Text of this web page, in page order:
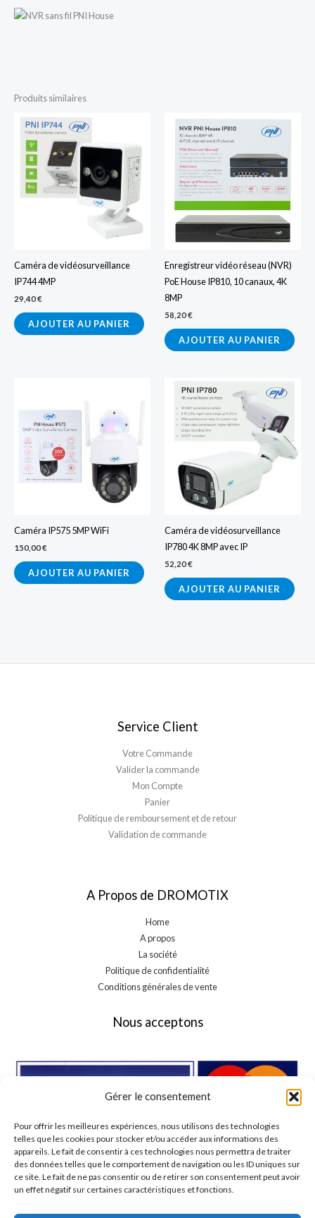
Gérer le consentement
Pour offrir les meilleures expériences, nous utilisons des technologies
telles que les cookies pour stocker et/ou accéder aux informations des
appareils. Le fait de consentir à ces technologies nous permettra de traiter
des données telles que le comportement de navigation ou les ID uniques sur
ce site. Le fait de ne pas consentir ou de retirer son consentement peut avoir
un effet négatif sur certaines caractéristiques et fonctions.
Produits similaires
Caméra de vidéosurveillance
IP744 4MP
29,40€
AJOUTER AU PANIER
Enregistreur vidéo réseau (NVR)
PoE House IP810, 10 canaux, 4K
8MP
58,20€
AJOUTER AU PANIER
Caméra IP575 5MP WiFi
150,00€
AJOUTER AU PANIER
Caméra de vidéosurveillance
IP780 4K 8MP avec IP
52,20€
AJOUTER AU PANIER
Service Client
Votre Commande
Valider la commande
Mon Compte
Panier
Politique de remboursement et de retour
Validation de commande
A Propos de DROMOTIX
Home
A propos
La société
Politique de confidentialité
Conditions générales de vente
Nous acceptons